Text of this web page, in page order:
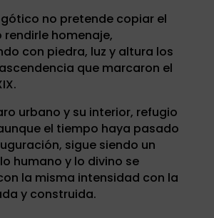
no pretende copiar el
homenaje,
con piedra, luz y altura los
que marcaron el
urbano y su interior, refugio
el tiempo haya pasado
sigue siendo un
humano y lo divino se
la misma intensidad con la
y construida.